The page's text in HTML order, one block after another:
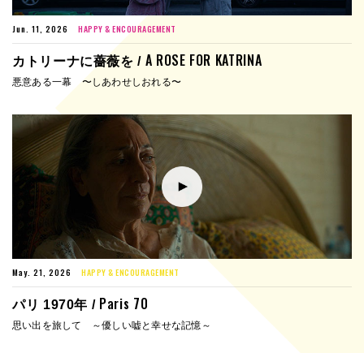
Jun. 11, 2026 HAPPY & ENCOURAGEMENT
カトリーナに薔薇を / A ROSE FOR KATRINA
悪意ある一幕 〜しあわせしおれる〜
May. 21, 2026 HAPPY & ENCOURAGEMENT
パリ 1970年 / Paris 70
思い出を旅して ～優しい嘘と幸せな記憶～